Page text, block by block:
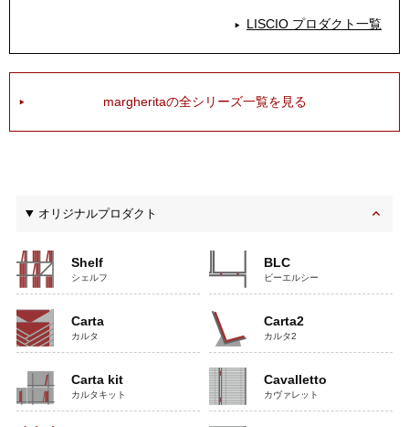
LISCIO プロダクト一覧
margheritaの全シリーズ一覧を見る
オリジナルプロダクト
Shelf
シェルフ
BLC
ビーエルシー
Carta
カルタ
Carta2
カルタ2
Carta kit
カルタキット
Cavalletto
カヴァレット